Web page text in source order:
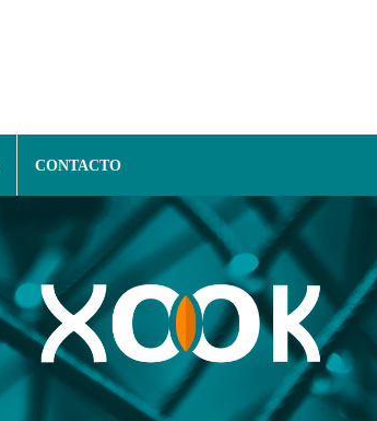
CONTACTO